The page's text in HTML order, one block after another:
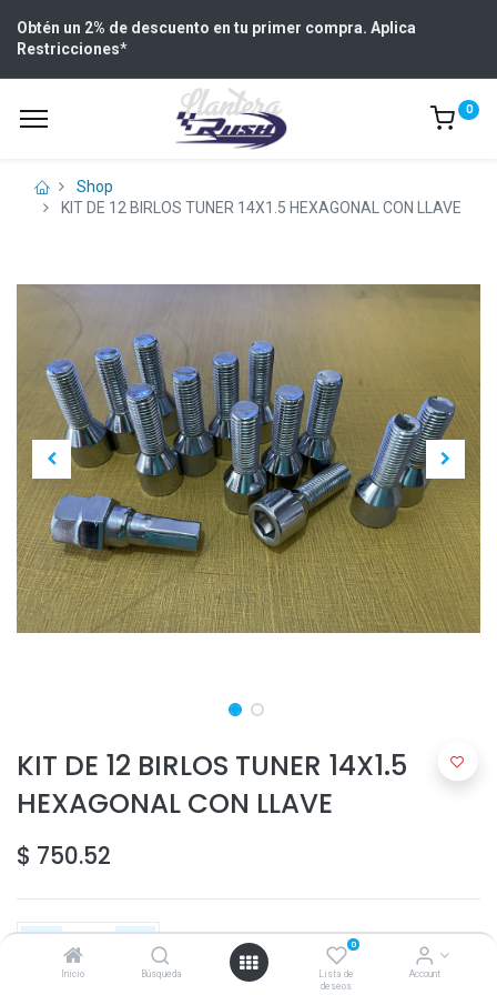
Inicio Búsqueda
0
Lista de
deseos
Account
Obtén un 2% de descuento en tu primer compra. Aplica
Restricciones*
0
Shop
KIT DE 12 BIRLOS TUNER 14X1.5 HEXAGONAL CON LLAVE
KIT DE 12 BIRLOS TUNER 14X1.5
HEXAGONAL CON LLAVE
$ 750.52